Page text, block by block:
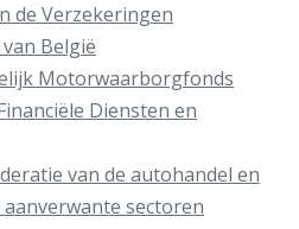
de Verzekeringen
België
Motorwaarborgfonds
Diensten en
van de autohandel en
sectoren